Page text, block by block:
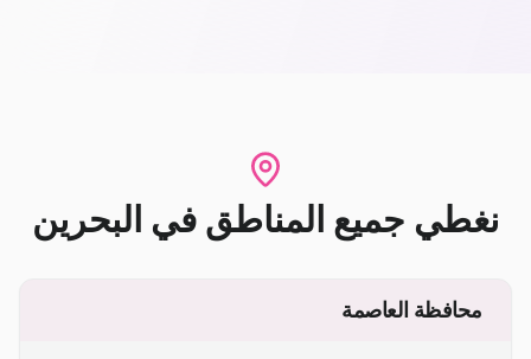
نغطي جميع المناطق في البحرين
محافظة العاصمة